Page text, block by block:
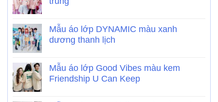
Mẫu áo lớp DYNAMIC màu xanh
dương thanh lịch
Mẫu áo lớp Good Vibes màu kem
Friendship U Can Keep